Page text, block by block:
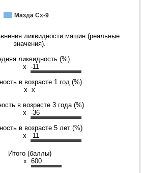
Мазда Сх-9
ликвидности машин (реальные
значения).
ликвидность (%)
x -11
в возрасте 1 год (%)
x x
в возрасте 3 года (%)
x -36
в возрасте 5 лет (%)
x -11
Итого (баллы)
x 600